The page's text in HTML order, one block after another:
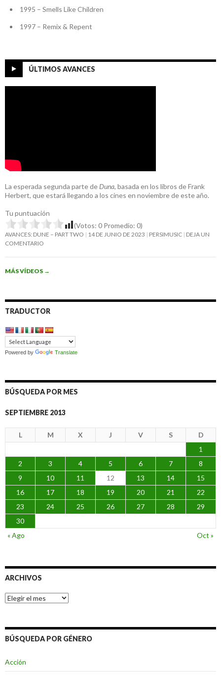
1995 – Smells Like Children
1997 – Remix & Repent
ÚLTIMOS AVANCES
La esperada segunda parte de Duna, basada en los libros de Frank
Herbert, que estará llegando a los cines en noviembre de este año.
Tu puntuación
(Votos: 0 Promedio: 0)
AVANCES: DUNE – PART TWO 14 DE JUNIO DE 2023 PERSIMUSIC DEJA UN
COMENTARIO
MÁS VÍDEOS →
TRADUCTOR
Powered by Translate
BÚSQUEDA POR MES
SEPTIEMBRE 2013
L M X J V S
D
1
2
3 4 5 6 7
8
9
10 11 12 13 14
15
16
17 18 19 20 21
22
23
24 25 26 27 28
29
30
« Ago
Oct »
ARCHIVOS
Archivos
BÚSQUEDA POR GÉNERO
Acción